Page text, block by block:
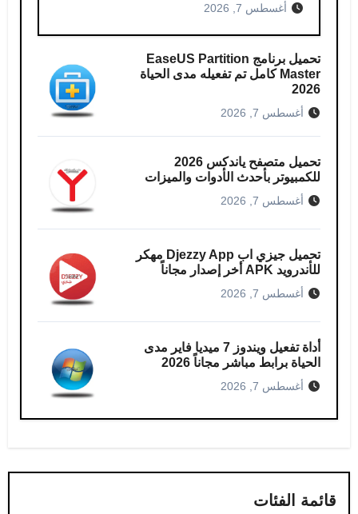
أغسطس 7, 2026
تحميل برنامج EaseUS Partition
Master كامل​ تم تفعيله مدى الحياة
2026
أغسطس 7, 2026
تحميل متصفح ياندكس 2026
للكمبيوتر بأحدث الأدوات والميزات
أغسطس 7, 2026
تحميل جيزي اب Djezzy App مهكر
للأندرويد APK أخر إصدار مجاناً
أغسطس 7, 2026
أداة تفعيل ويندوز 7 ميديا فاير مدى
الحياة برابط مباشر مجاناً 2026
أغسطس 7, 2026
قائمة الفئات